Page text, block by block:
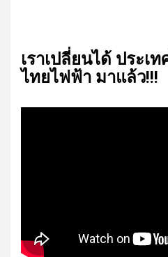
เรา​เปลี่ยน​ได้​ ประเ
ไทย​ไฟฟ้า​ มาแล้ว!!!